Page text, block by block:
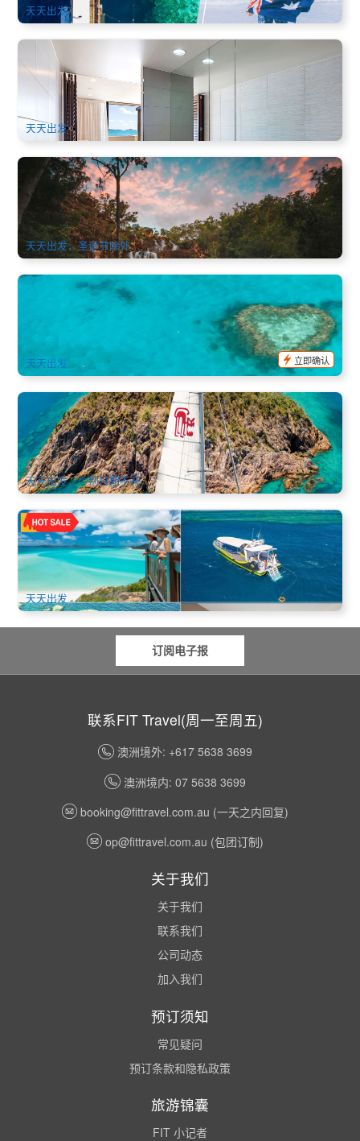
天天出发
轻奢全览 | 圣灵群岛梦幻度假村4天3晚上天下海套餐(小飞机心
型礁+白天堂快艇+4.5星海景房)(Mirage Whitsundays)
1.2k 已预订
1,305.00 $1,338.00
PPP07154
天天出发
雪松溪瀑布美食美景1日游 Falls to Paradise(艾尔利海滩出发)
92 已预订
AUD $169.00
PPP07041
天天出发，圣诞节除外
圣灵群岛 | 心型礁小飞机60分钟飞行观光游(圣灵机场
Whitsunday Airport/Airlie Beach出发)
AUD $ 338.00
PPP07066
天天出发
立即确认
圣灵群岛 无人岛海域浮潜+Tongarra日落帆船一日游
(Tongarra Day Sail)
472 已预订
AUD $219.00
PPP07002
天天出发，个别日期不开
网美首选 | 圣灵群岛梦幻度假村3天2晚 双礁快艇套餐(白天堂
海滩及大堡礁浮潜+4.5星海景房)(Mirage Whitsundays)
719 已预订
AUD $668.00 $701.00
PPP07167
天天出发
订阅电子报
联系FIT Travel(周一至周五)
澳洲境外: +617 5638 3699
澳洲境内: 07 5638 3699
booking@fittravel.com.au (一天之内回复)
op@fittravel.com.au (包团订制)
关于我们
关于我们
联系我们
公司动态
加入我们
预订须知
常见疑问
预订条款和隐私政策
旅游锦囊
FIT 小记者